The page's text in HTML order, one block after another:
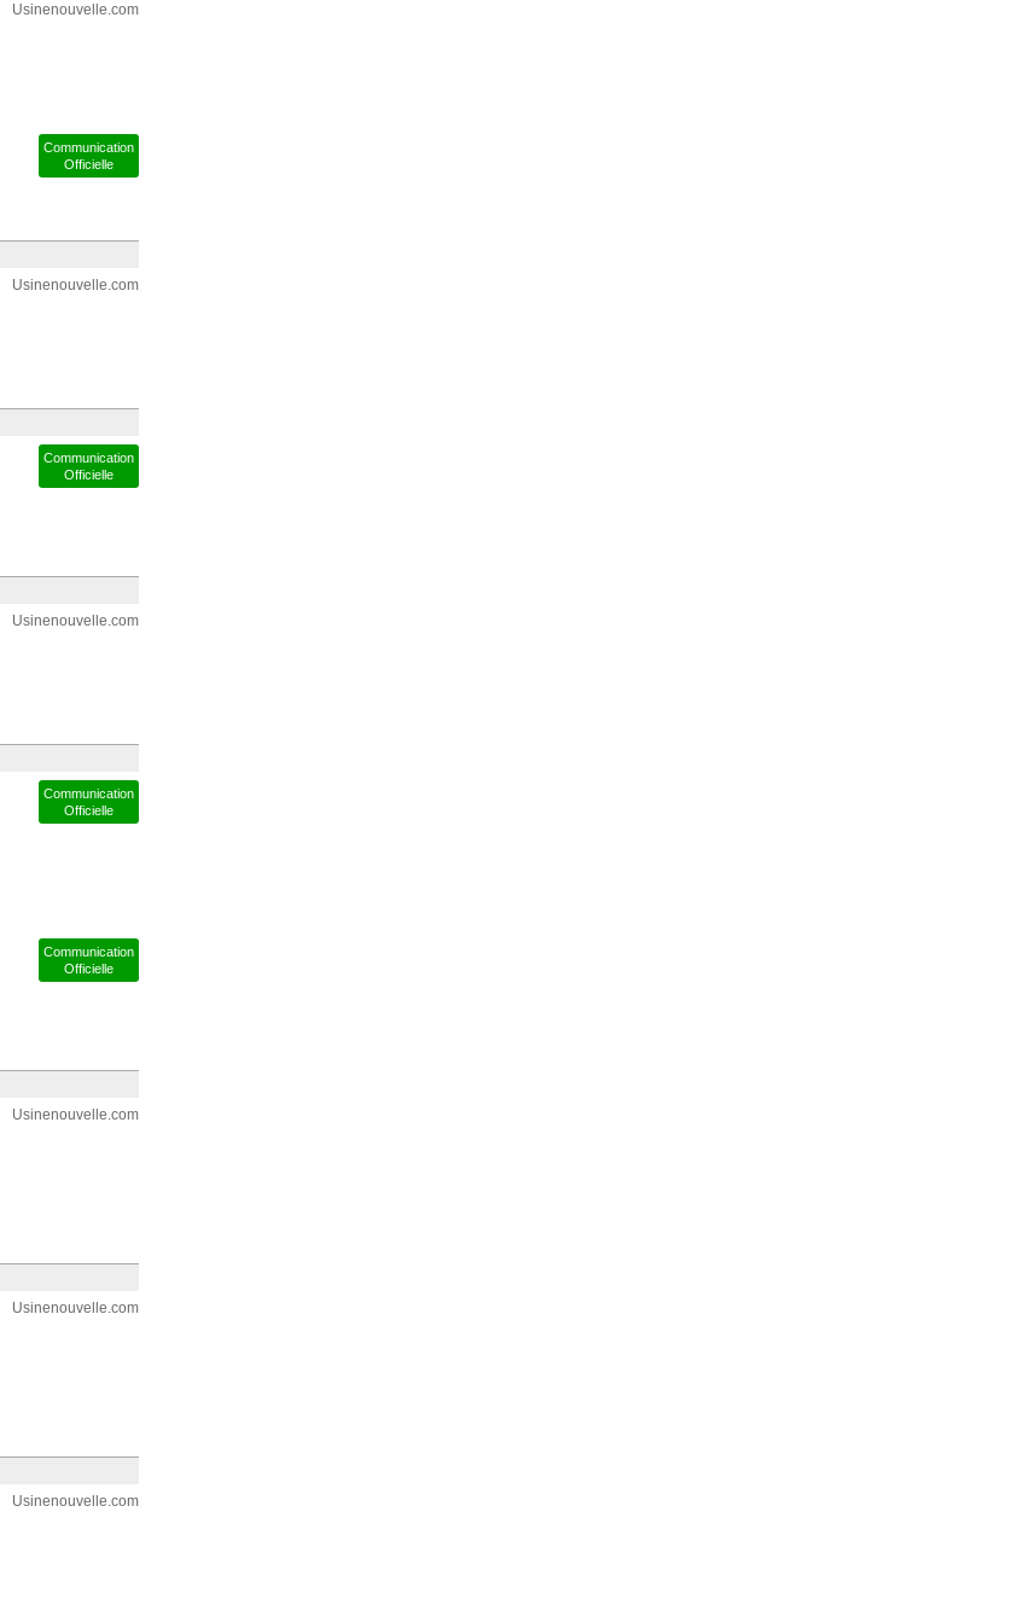
Usinenouvelle.com
Communication
Officielle
Usinenouvelle.com
Communication
Officielle
Usinenouvelle.com
Communication
Officielle
Communication
Officielle
Usinenouvelle.com
Usinenouvelle.com
Usinenouvelle.com